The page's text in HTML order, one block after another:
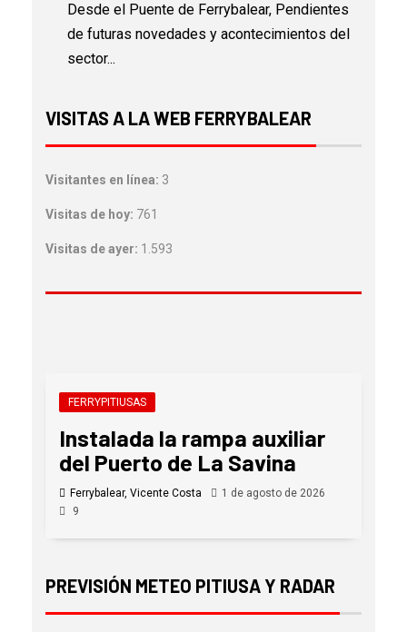
Desde el Puente de Ferrybalear, Pendientes
de futuras novedades y acontecimientos del
sector...
VISITAS A LA WEB FERRYBALEAR
Visitantes en línea: 3
Visitas de hoy: 761
Visitas de ayer: 1.593
FERRYPITIUSAS
Instalada la rampa auxiliar
del Puerto de La Savina
Ferrybalear, Vicente Costa
1 de agosto de 2026
9
PREVISIÓN METEO PITIUSA Y RADAR